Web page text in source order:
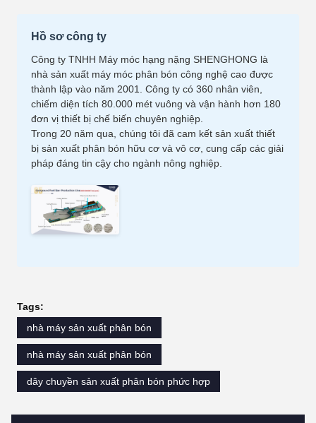
Hồ sơ công ty
Công ty TNHH Máy móc hạng nặng SHENGHONG là
nhà sản xuất máy móc phân bón công nghệ cao được
thành lập vào năm 2001. Công ty có 360 nhân viên,
chiếm diện tích 80.000 mét vuông và vận hành hơn 180
đơn vị thiết bị chế biến chuyên nghiệp.
Trong 20 năm qua, chúng tôi đã cam kết sản xuất thiết
bị sản xuất phân bón hữu cơ và vô cơ, cung cấp các giải
pháp đáng tin cậy cho ngành nông nghiệp.
Tags:
nhà máy sản xuất phân bón
nhà máy sản xuất phân bón
dây chuyền sản xuất phân bón phức hợp